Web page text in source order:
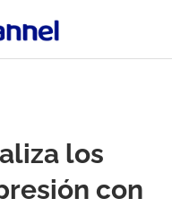
los
con